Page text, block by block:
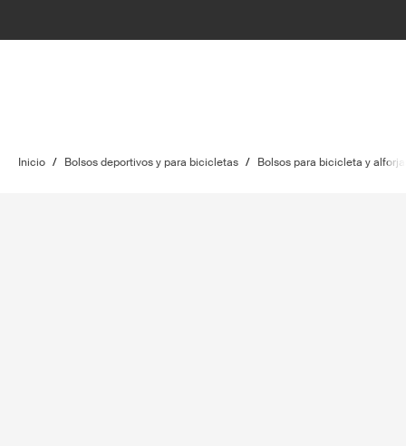
Inicio / Bolsos deportivos y para bicicletas / Bolsos para bicicleta y